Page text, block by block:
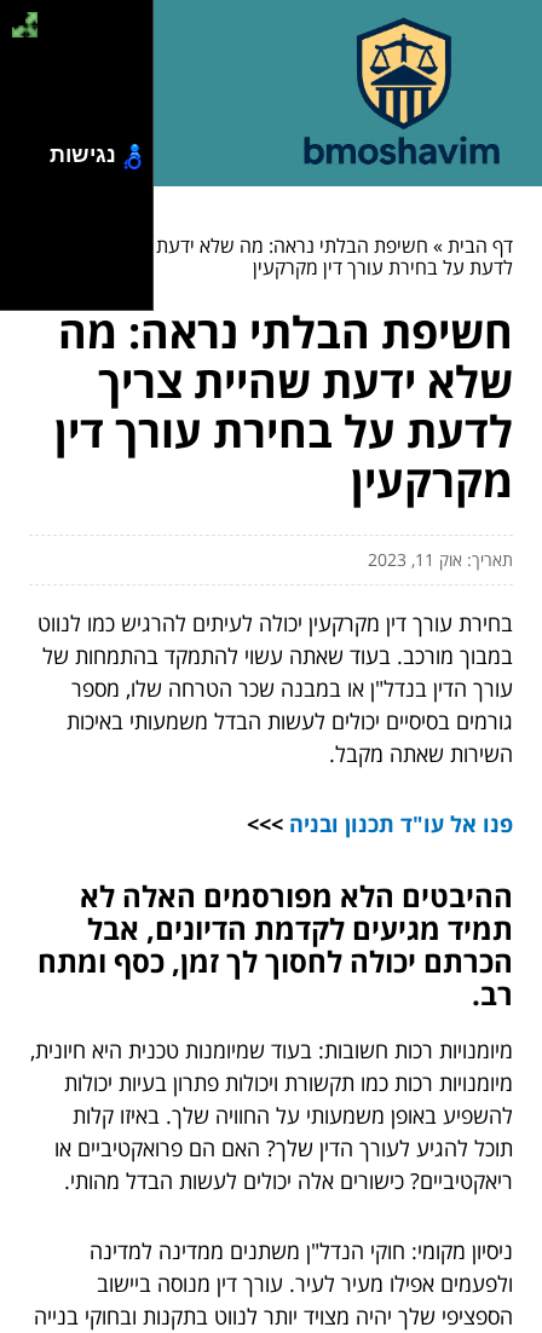
דף הבית» חשיפת הבלתי נראה: מה שלא ידעת שהיית צריך
לדעת על בחירת עורך דין מקרקעין
חשיפת הבלתי נראה: מה
שלא ידעת שהיית צריך
לדעת על בחירת עורך דין
מקרקעין
תאריך: אוק 11, 2023
בחירת עורך דין מקרקעין יכולה לעיתים להרגיש כמו לנווט
במבוך מורכב. בעוד שאתה עשוי להתמקד בהתמחות של
עורך הדין בנדל"ן או במבנה שכר הטרחה שלו, מספר
גורמים בסיסיים יכולים לעשות הבדל משמעותי באיכות
השירות שאתה מקבל.
פנו אל עו"ד תכנון ובניה >>>
ההיבטים הלא מפורסמים האלה לא
תמיד מגיעים לקדמת הדיונים, אבל
הכרתם יכולה לחסוך לך זמן, כסף ומתח
רב.
מיומנויות רכות חשובות: בעוד שמיומנות טכנית היא חיונית,
מיומנויות רכות כמו תקשורת ויכולות פתרון בעיות יכולות
להשפיע באופן משמעותי על החוויה שלך. באיזו קלות
תוכל להגיע לעורך הדין שלך? האם הם פרואקטיביים או
ריאקטיביים? כישורים אלה יכולים לעשות הבדל מהותי.
ניסיון מקומי: חוקי הנדל"ן משתנים ממדינה למדינה
ולפעמים אפילו מעיר לעיר. עורך דין מנוסה ביישוב
הספציפי שלך יהיה מצויד יותר לנווט בתקנות ובחוקי בנייה
נגישות